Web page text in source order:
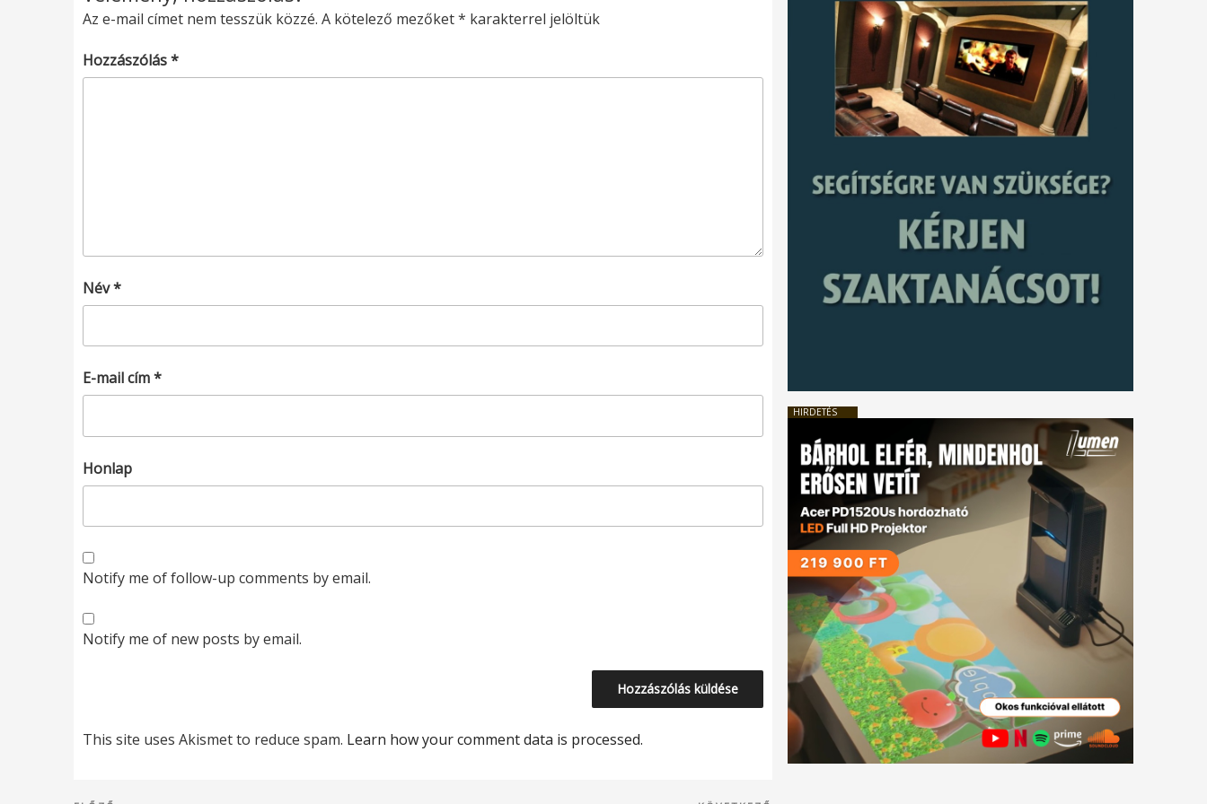
Az e-mail címet nem tesszük közzé. A kötelező mezőket* karakterrel jelöltük
Hozzászólás*
Név*
E-mail cím*
Honlap
Notify me of follow-up comments by email.
Notify me of new posts by email.
This site uses Akismet to reduce spam. Learn how your comment data is processed.
Bejegyzés
HIRDETÉS